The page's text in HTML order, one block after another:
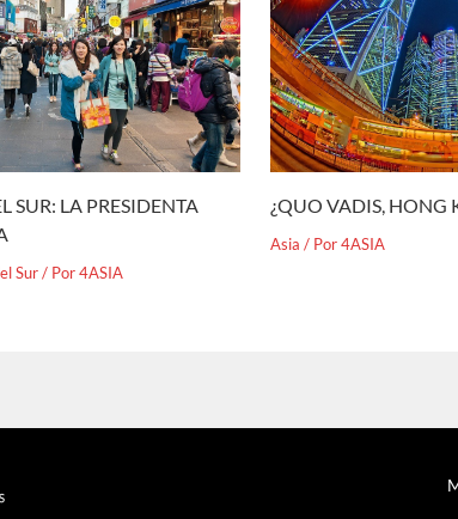
SUR: LA PRESIDENTA
Sur/ Por4ASIA
¿QUO VADIS, HONG
Asia / Por4ASIA